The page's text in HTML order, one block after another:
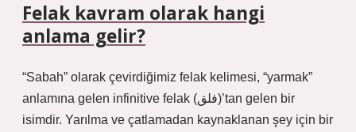
Felak kavram olarak hangi
anlama gelir?
“Sabah” olarak çevirdiğimiz felak kelimesi, “yarmak”
anlamına gelen infinitive felak (فلق)’tan gelen bir
isimdir. Yarılma ve çatlamadan kaynaklanan şey için bir